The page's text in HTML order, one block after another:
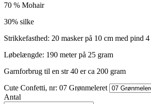
70 % Mohair
30% silke
Strikkefasthed: 20 masker på 10 cm med pind
Løbelængde: 190 meter på 25 gram
Garnforbrug til en str 40 er ca 200 gram
Cute Confetti, nr: 07 Grønmeleret
Antal